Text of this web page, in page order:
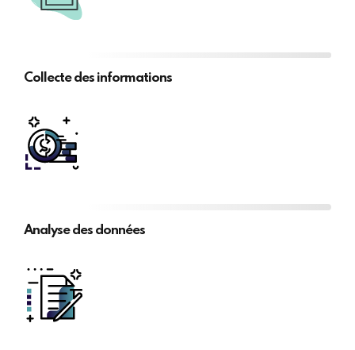
Collecte des informations
Analyse des données